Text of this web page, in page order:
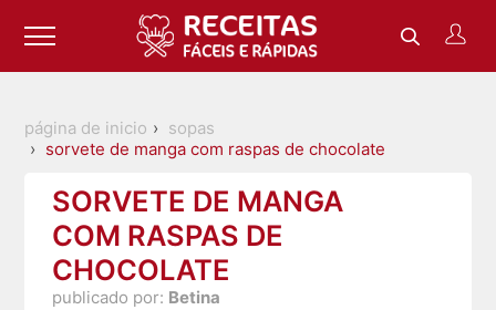
página de inicio
sopas
sorvete de manga com raspas de chocolate
SORVETE DE MANGA
COM RASPAS DE
CHOCOLATE
publicado por: Betina